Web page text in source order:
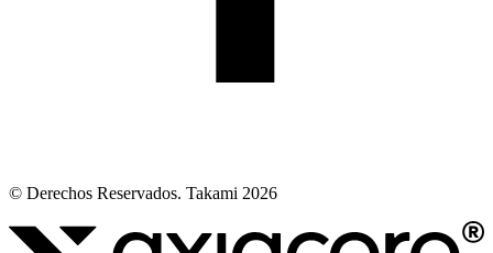
© Derechos Reservados. Takami 2026